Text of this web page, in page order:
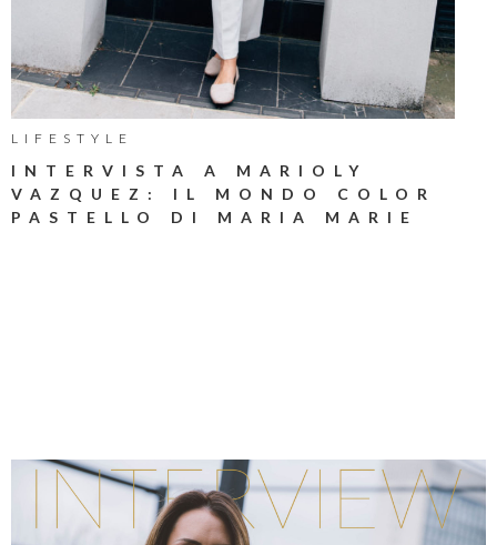
LIFESTYLE
INTERVISTA A MARIOLY
VAZQUEZ: IL MONDO COLOR
PASTELLO DI MARIA MARIE